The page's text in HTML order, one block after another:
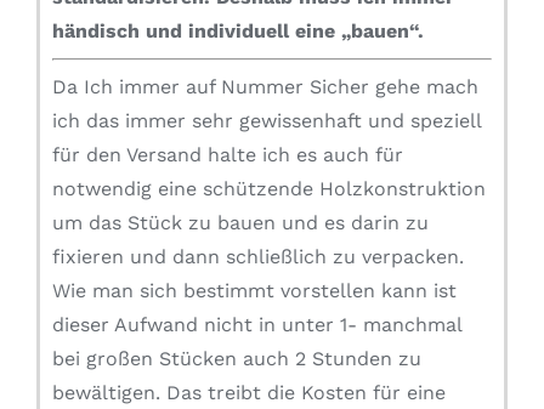
händisch und individuell eine „bauen“.
Da Ich immer auf Nummer Sicher gehe mach
ich das immer sehr gewissenhaft und speziell
für den Versand halte ich es auch für
notwendig eine schützende Holzkonstruktion
um das Stück zu bauen und es darin zu
fixieren und dann schließlich zu verpacken.
Wie man sich bestimmt vorstellen kann ist
dieser Aufwand nicht in unter 1- manchmal
bei großen Stücken auch 2 Stunden zu
bewältigen. Das treibt die Kosten für eine